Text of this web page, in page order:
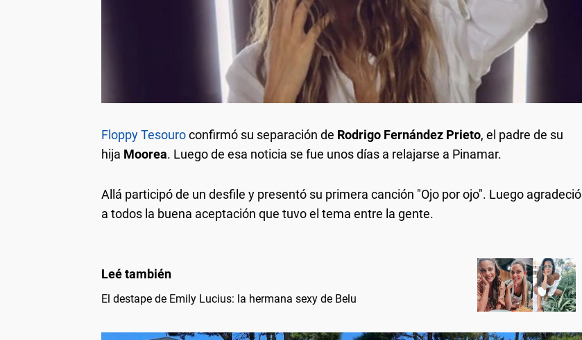
Floppy Tesouroconfirmó su separación de Rodrigo Fernández Prieto, el padre de su
hija Moorea. Luego de esa noticia se fue unos días a relajarse a Pinamar.
Allá participó de un desfile y presentó su primera canción "Ojo por ojo". Luego agradeció
a todos la buena aceptación que tuvo el tema entre la gente.
El destape de Emily Lucius: la hermana sexy de Belu